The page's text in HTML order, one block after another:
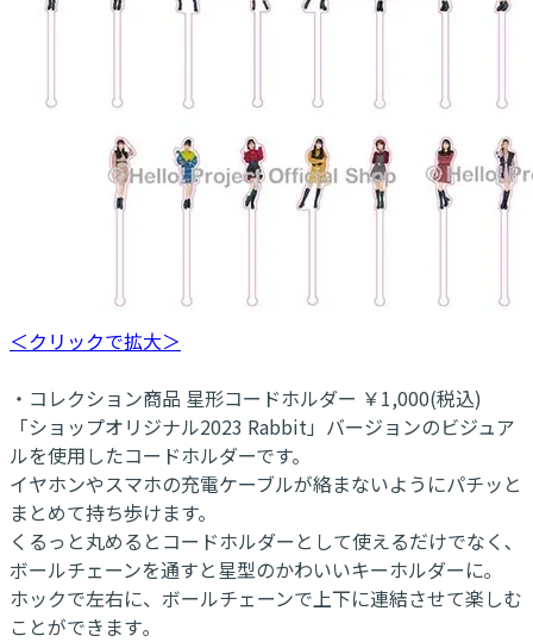
＜クリックで拡大＞
・コレクション商品 星形コードホルダー ￥1,000(税込)
「ショップオリジナル2023 Rabbit」バージョンのビジュア
ルを使用したコードホルダーです。
イヤホンやスマホの充電ケーブルが絡まないようにパチッと
まとめて持ち歩けます。
くるっと丸めるとコードホルダーとして使えるだけでなく､
ボールチェーンを通すと星型のかわいいキーホルダーに｡
ホックで左右に、ボールチェーンで上下に連結させて楽しむ
ことができます｡